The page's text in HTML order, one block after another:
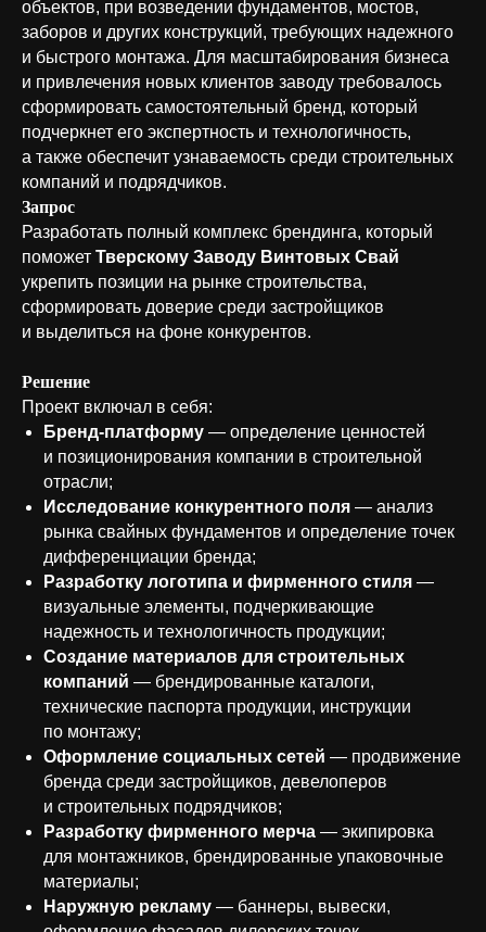
объектов, при возведении фундаментов, мостов,
заборов и других конструкций, требующих надежного
и быстрого монтажа. Для масштабирования бизнеса
и привлечения новых клиентов заводу требовалось
сформировать самостоятельный бренд, который
подчеркнет его экспертность и технологичность,
а также обеспечит узнаваемость среди строительных
компаний и подрядчиков.
Запрос
Разработать полный комплекс брендинга, который
поможет Тверскому Заводу Винтовых Свай
укрепить позиции на рынке строительства,
сформировать доверие среди застройщиков
и выделиться на фоне конкурентов.
Решение
Проект включал в себя:
Бренд-платформу — определение ценностей
и позиционирования компании в строительной
отрасли;
Исследование конкурентного поля — анализ
рынка свайных фундаментов и определение точек
дифференциации бренда;
Разработку логотипа и фирменного стиля —
визуальные элементы, подчеркивающие
надежность и технологичность продукции;
Создание материалов для строительных
компаний — брендированные каталоги,
технические паспорта продукции, инструкции
по монтажу;
Оформление социальных сетей — продвижение
бренда среди застройщиков, девелоперов
и строительных подрядчиков;
Разработку фирменного мерча — экипировка
для монтажников, брендированные упаковочные
материалы;
Наружную рекламу — баннеры, вывески,